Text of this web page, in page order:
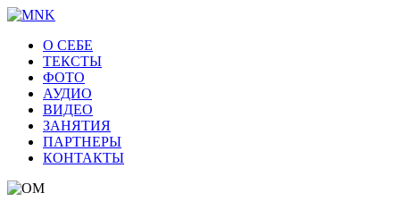
О СЕБЕ
ТЕКСТЫ
ФОТО
АУДИО
ВИДЕО
ЗАНЯТИЯ
ПАРТНЕРЫ
КОНТАКТЫ